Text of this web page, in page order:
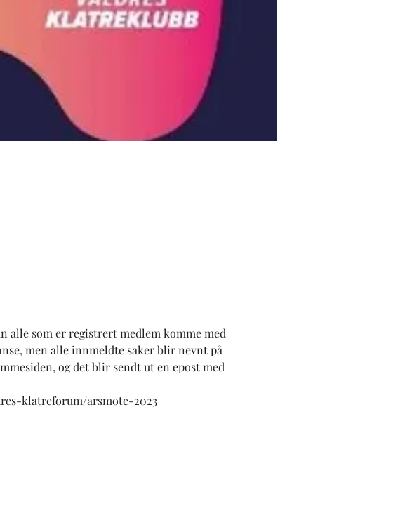
alle som er registrert medlem komme med
men alle innmeldte saker blir nevnt på
og det blir sendt ut en epost med
klatreforum/arsmote-2023